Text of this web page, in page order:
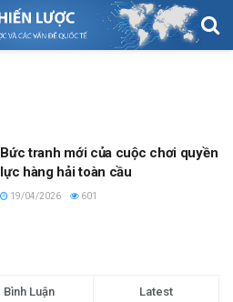
Bức tranh mới của cuộc chơi quyền
lực hàng hải toàn cầu
19/04/2026 601
Bình Luận Latest